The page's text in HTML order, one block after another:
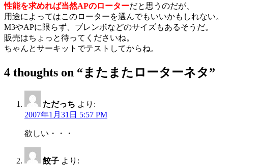
性能を求めれば当然APのローターだと思うのだが、
用途によってはこのローターを選んでもいいかもしれない。
M3やAPに限らず、ブレンボなどのサイズもあるそうだ。
販売はちょっと待ってくださいね。
ちゃんとサーキットでテストしてからね。
4 thoughts on “またまたローターネタ”
ただっち より:
2007年1月31日 5:57 PM
欲しい・・・
餃子 より: